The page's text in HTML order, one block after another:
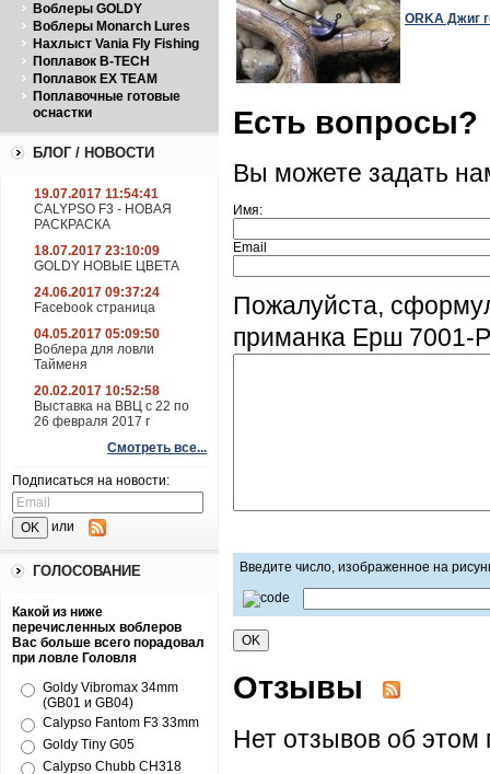
Воблеры GOLDY
Воблеры Monarch Lures
Нахлыст Vania Fly Fishing
Поплавок B-TECH
Поплавок EX TEAM
Поплавочные готовые
оснастки
БЛОГ / НОВОСТИ
19.07.2017 11:54:41
CALYPSO F3 - НОВАЯ
РАСКРАСКА
18.07.2017 23:10:09
GOLDY НОВЫЕ ЦВЕТА
24.06.2017 09:37:24
Facebook страница
04.05.2017 05:09:50
Воблера для ловли
Тайменя
20.02.2017 10:52:58
Выставка на ВВЦ с 22 по
26 февраля 2017 г
Смотреть все...
Подписаться на новости:
или
ГОЛОСОВАНИЕ
Какой из ниже
перечисленных воблеров
Вас больше всего порадовал
при ловле Головля
Goldy Vibromax 34mm
(GB01 и GB04)
Calypso Fantom F3 33mm
Goldy Tiny G05
Calypso Chubb CH318
ORKA Джиг
Есть вопросы?
Вы можете задать
Имя:
Email
Пожалуйста,
приманка Ерш 7001-
Введите число, изображенное на
Отзывы
Нет отзывов об этом